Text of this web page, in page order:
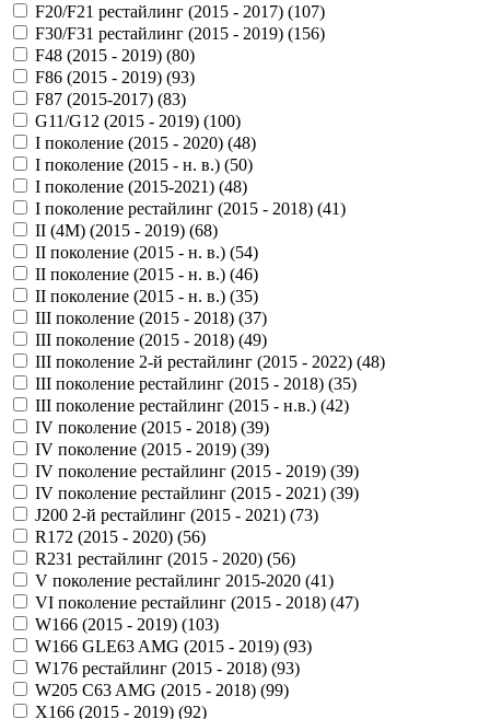
F20/F21 рестайлинг (2015 - 2017) (107)
F30/F31 рестайлинг (2015 - 2019) (156)
F48 (2015 - 2019) (80)
F86 (2015 - 2019) (93)
F87 (2015-2017) (83)
G11/G12 (2015 - 2019) (100)
I поколение (2015 - 2020) (48)
I поколение (2015 - н. в.) (50)
I поколение (2015-2021) (48)
I поколение рестайлинг (2015 - 2018) (41)
II (4M) (2015 - 2019) (68)
II поколение (2015 - н. в.) (54)
II поколение (2015 - н. в.) (46)
II поколение (2015 - н. в.) (35)
III поколение (2015 - 2018) (37)
III поколение (2015 - 2018) (49)
III поколение 2-й рестайлинг (2015 - 2022) (48)
III поколение рестайлинг (2015 - 2018) (35)
III поколение рестайлинг (2015 - н.в.) (42)
IV поколение (2015 - 2018) (39)
IV поколение (2015 - 2019) (39)
IV поколение рестайлинг (2015 - 2019) (39)
IV поколение рестайлинг (2015 - 2021) (39)
J200 2-й рестайлинг (2015 - 2021) (73)
R172 (2015 - 2020) (56)
R231 рестайлинг (2015 - 2020) (56)
V поколение рестайлинг 2015-2020 (41)
VI поколение рестайлинг (2015 - 2018) (47)
W166 (2015 - 2019) (103)
W166 GLE63 AMG (2015 - 2019) (93)
W176 рестайлинг (2015 - 2018) (93)
W205 C63 AMG (2015 - 2018) (99)
X166 (2015 - 2019) (92)